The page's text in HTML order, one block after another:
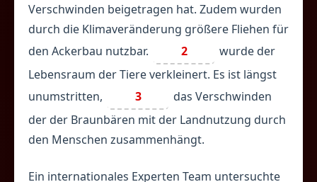
Verschwinden beigetragen hat. Zudem wurden
durch die Klimaveränderung größere Fliehen für
den Ackerbau nutzbar.
2
wurde der
Lebensraum der Tiere verkleinert. Es ist längst
unumstritten,
3
das Verschwinden
der der Braunbären mit der Landnutzung durch
den Menschen zusammenhängt.
Ein internationales Experten Team untersuchte